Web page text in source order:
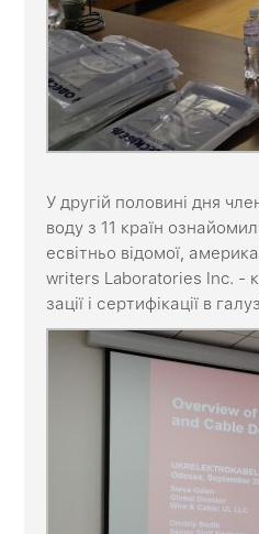
У другій половині дня
воду з 11 країн
есвітньо відомої,
writers Laboratories Inc. -
зації і сертифікації в